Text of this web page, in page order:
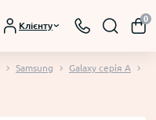
Клієнту
0
Samsung Galaxy серія A